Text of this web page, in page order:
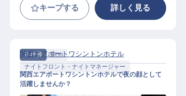
キープする 詳しく見る
正社員
宿泊
ナイトフロント・ナイトマネージャー
関西エアポートワシントンホテル
関西エアポートワシントンホテルで夜の顔として
活躍しませんか？